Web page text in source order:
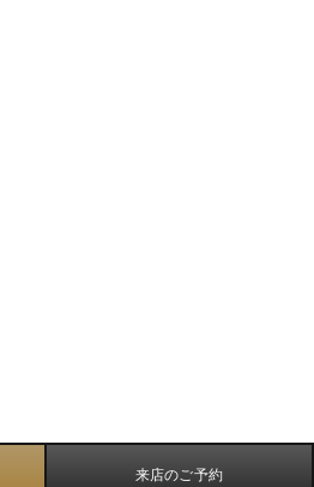
来店のご予約